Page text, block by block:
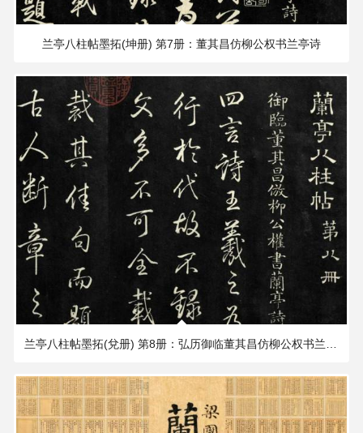
兰亭八柱帖墨拓(坤册) 第7册：董其昌仿柳公权书兰亭诗
兰亭八柱帖墨拓(兌册) 第8册：弘历御临董其昌仿柳公权书兰亭诗
1.38 GB 1897×1749 PX